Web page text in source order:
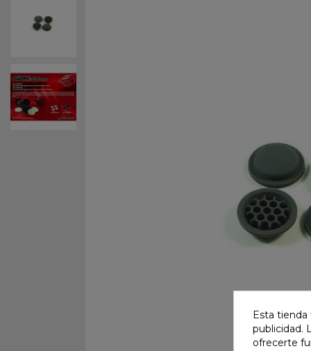
Esta tienda
publicidad.
ofrecerte